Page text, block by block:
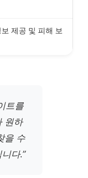
제공 및 피해 보
트를
원하
을 수
다.”